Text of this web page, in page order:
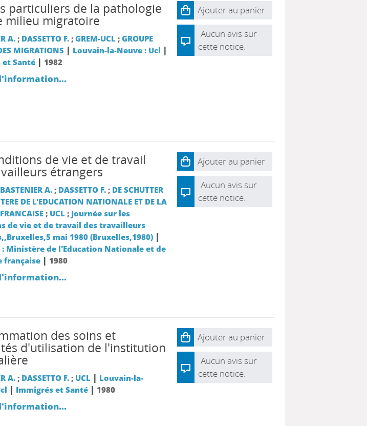
particuliers de la pathologie
milieu migratoire
A.; DASSETTO F.; GREM-UCL; GROUPE
MIGRATIONS | Louvain-la-Neuve : Ucl |
et Santé| 1982
Ajouter au panier
Aucun avis sur
cette notice.
de vie et de travail
étrangers
BASTENIER A.; DASSETTO F.; DE SCHUTTER
DE L'EDUCATION NATIONALE ET DE LA
; UCL; Journée sur les
de vie et de travail des travailleurs
mai 1980 (Bruxelles,1980) |
: Ministère de l'Education Nationale et de
française| 1980
Ajouter au panier
Aucun avis sur
cette notice.
des soins et
d'utilisation de l'institution
A.; DASSETTO F.; UCL | Louvain-la-
| Immigrés et Santé| 1980
Ajouter au panier
Aucun avis sur
cette notice.